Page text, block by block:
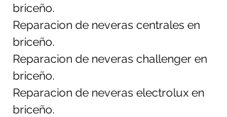
briceño.
Reparacion de neveras centrales en
briceño.
Reparacion de neveras challenger en
briceño.
Reparacion de neveras electrolux en
briceño.